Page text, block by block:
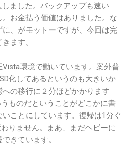
ました。バックアップも速い
お金払う価値はありました。な
、がモットーですが、今回は完
ます。
環境で動いています。案外普
化してあるというのも大きいか
の移行に２分ほどかかります
ものだということがどこかに書
ことにしています。復帰は1分ぐ
りません。まあ、まだヘビーに
きています。